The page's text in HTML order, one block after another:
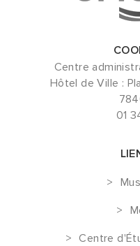
Centre
Hôtel de Ville :
01
Centre